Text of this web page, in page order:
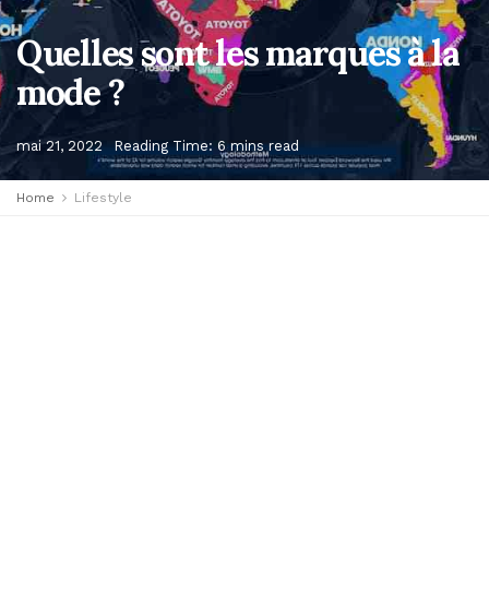
Quelles sont les marques à la
mode ?
mai 21, 2022 Reading Time: 6 mins read
Home Lifestyle